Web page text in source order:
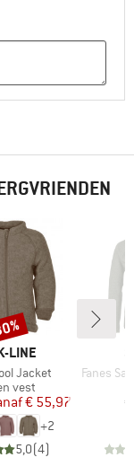
LINE
Jacket
vest
Prijs
Verlaagde prijs
€ 55,97
+2
5,0(4)
Artikel
Fanes Sarner